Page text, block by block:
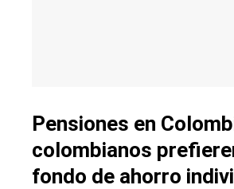
Pensiones en
colombianos
fondo de ahorro